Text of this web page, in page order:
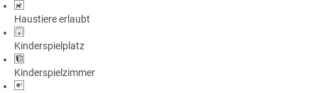
Haustiere erlaubt
Kinderspielplatz
Kinderspielzimmer